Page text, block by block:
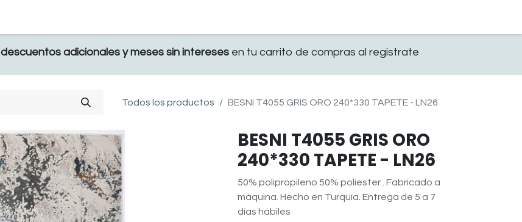
descuentos adicionales y meses sin interesesen tu carrito de compras al registrate
Todos los productos BESNI T4055 GRIS ORO 240*330 TAPETE - LN26
BESNI T4055 GRIS ORO
240*330 TAPETE - LN26
50% polipropileno 50% poliester . Fabricado a
máquina. Hecho en Turquía. Entrega de 5 a 7
días hábiles